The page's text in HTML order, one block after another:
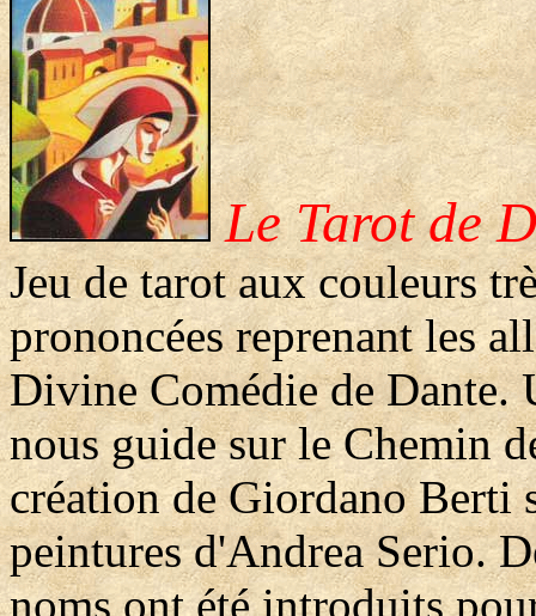
Le Tarot de
Jeu de tarot aux couleurs
prononcées reprenant les
Divine Comédie de Dante.
nous guide sur le Chemin
création de Giordano Berti
peintures d'Andrea Serio.
noms ont été introduits